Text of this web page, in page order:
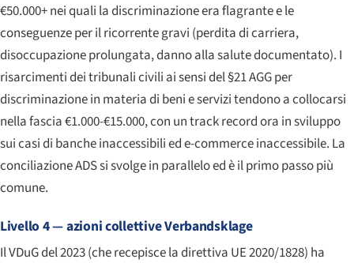
€50.000+ nei quali la discriminazione era flagrante e le
conseguenze per il ricorrente gravi (perdita di carriera,
disoccupazione prolungata, danno alla salute documentato). I
risarcimenti dei tribunali civili ai sensi del §21 AGG per
discriminazione in materia di beni e servizi tendono a collocarsi
nella fascia €1.000-€15.000, con un track record ora in sviluppo
sui casi di banche inaccessibili ed e-commerce inaccessibile. La
conciliazione ADS si svolge in parallelo ed è il primo passo più
comune.
Livello 4 — azioni collettive Verbandsklage
Il VDuG del 2023 (che recepisce la direttiva UE 2020/1828) ha